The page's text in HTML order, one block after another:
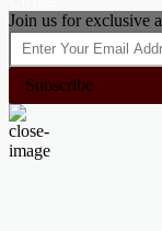
Join us for exclusive
Subscribe